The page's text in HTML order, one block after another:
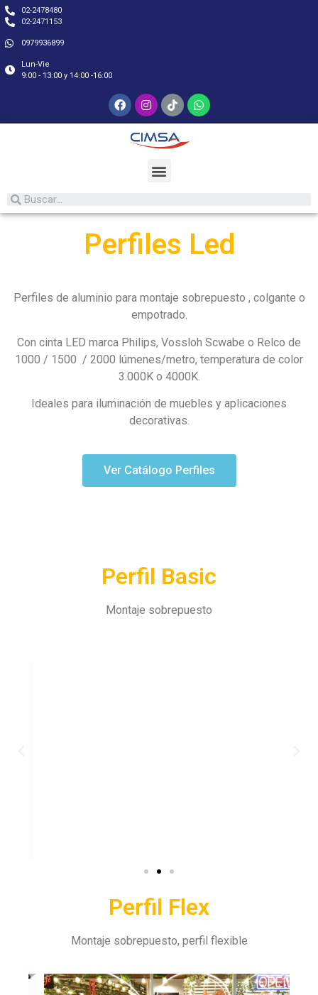
02-2478480
02-2471153
0979936899
Lun-Vie
9:00 - 13:00 y 14:00 -16:00
Perfiles Led
Perfiles de aluminio para montaje sobrepuesto , colgante o
empotrado.
Con cinta LED marca Philips, Vossloh Scwabe o Relco de
1000 / 1500 / 2000 lúmenes/metro, temperatura de color
3.000K o 4000K.
Ideales para iluminación de muebles y aplicaciones
decorativas.
Ver Catálogo Perfiles
Perfil Basic
Montaje sobrepuesto
Perfil Flex
Montaje sobrepuesto, perfil flexible